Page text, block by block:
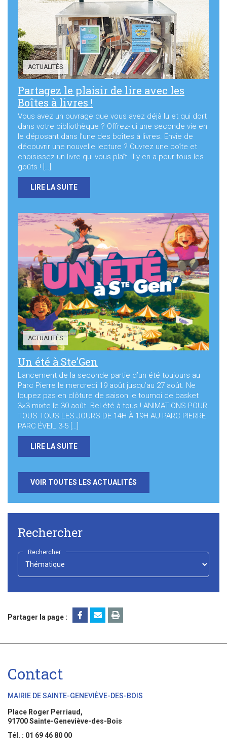
Sortir à Ste Gen’
ACTUALITÉS
Partagez le plaisir de lire avec les
Boîtes à livres !
Vous avez un ouvrage que vous avez déjà lu et qui dort
dans votre bibliothèque ? Offrez-lui une seconde vie en
le déposant dans l’une des boîtes à livres. Envie de
découvrir une nouvelle lecture ? Ouvrez une boîte et
choisissez un livre qui vous plaît. Il y en a pour tous les
goûts ! […]
LIRE LA SUITE
ACTUALITÉS
Un été à Ste’Gen
Lancement de la seconde partie d’un été toujours au
Parc Pierre le mercredi 19 août jusqu’au 27 août. Ne
loupez pas en clôture de saison le tournoi de basket
3×3 mixte le 30 août. Bel été à tous ! ANIMATIONS POUR
TOUS TOUS LES JOURS DE 14H À 19H AU PARC PIERRE
PARC ÉVEIL 3-5 […]
LIRE LA SUITE
VOIR TOUTES LES ACTUALITÉS
Rechercher
Rechercher
Choisir
Partager la page :
Contact
MAIRIE DE SAINTE-GENEVIÈVE-DES-BOIS
Place Roger Perriaud,
91700 Sainte-Geneviève-des-Bois
Tél. : 01 69 46 80 00